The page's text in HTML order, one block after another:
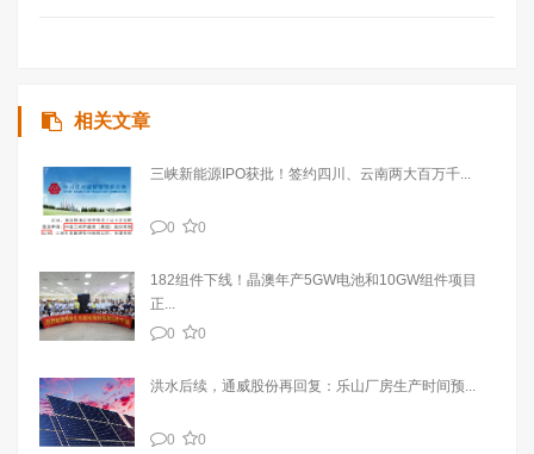
相关文章
三峡新能源IPO获批！签约四川、云南两大百万千...
0 0
182组件下线！晶澳年产5GW电池和10GW组件项目
正...
0
0
洪水后续，通威股份再回复：乐山厂房生产时间预...
0 0